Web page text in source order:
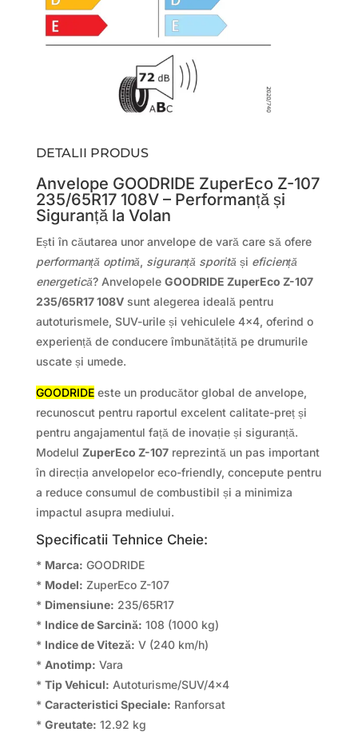
DETALII PRODUS
Anvelope GOODRIDE ZuperEco Z-107
235/65R17 108V – Performanță și
Siguranță la Volan
Ești în căutarea unor anvelope de vară care să ofere
performanță optimă, siguranță sporită și eficiență
energetică? Anvelopele GOODRIDE ZuperEco Z-107
235/65R17 108Vsunt alegerea ideală pentru
autoturismele, SUV-urile și vehiculele 4×4, oferind o
experiență de conducere îmbunătățită pe drumurile
uscate și umede.
GOODRIDEeste un producător global de anvelope,
recunoscut pentru raportul excelent calitate-preț și
pentru angajamentul față de inovație și siguranță.
Modelul ZuperEco Z-107reprezintă un pas important
în direcția anvelopelor eco-friendly, concepute pentru
a reduce consumul de combustibil și a minimiza
impactul asupra mediului.
Specificatii Tehnice Cheie:
* Marca: GOODRIDE
* Model: ZuperEco Z-107
* Dimensiune: 235/65R17
* Indice de Sarcină: 108 (1000 kg)
* Indice de Viteză: V (240 km/h)
* Anotimp: Vara
* Tip Vehicul: Autoturisme/SUV/4×4
* Caracteristici Speciale: Ranforsat
* Greutate: 12.92 kg